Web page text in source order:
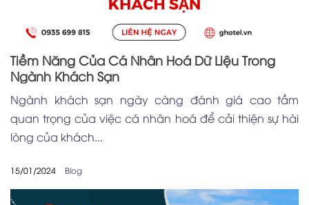
Tiềm Năng Của Cá Nhân Hoá Dữ Liệu Trong
Ngành Khách Sạn
Ngành khách sạn ngày càng đánh giá cao tầm
quan trọng của việc cá nhân hoá để cải thiện sự hài
lòng của khách...
15/01/2024 Blog